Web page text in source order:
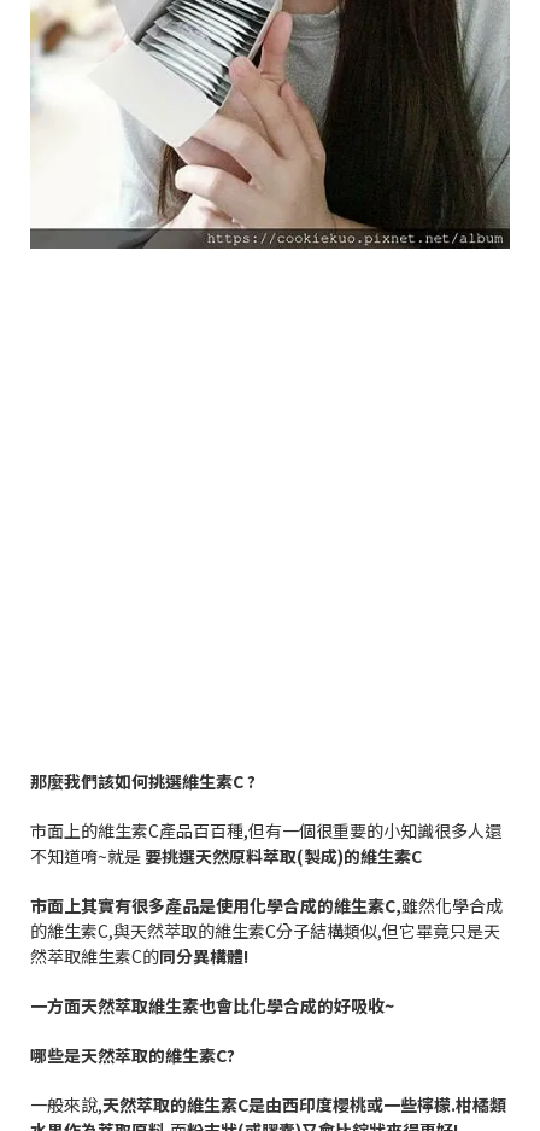
那麼我們該如何挑選維生素C ?
市面上的維生素C產品百百種,但有一個很重要的小知識很多人還
不知道唷~就是要挑選天然原料萃取(製成)的維生素C
市面上其實有很多產品是使用化學合成的維生素C,雖然化學合成
的維生素C,與天然萃取的維生素C分子結構類似,但它畢竟只是天
然萃取維生素C的同分異構體!
一方面天然萃取維生素也會比化學合成的好吸收~
哪些是天然萃取的維生素C?
一般來說,天然萃取的維生素C是由西印度櫻桃或一些檸檬.柑橘類